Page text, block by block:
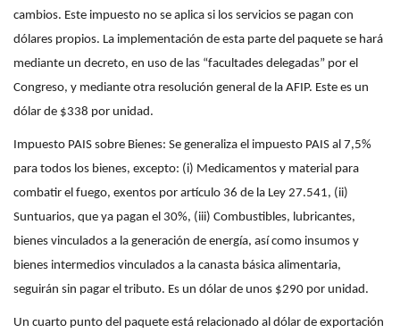
cambios. Este impuesto no se aplica si los servicios se pagan con
dólares propios. La implementación de esta parte del paquete se hará
mediante un decreto, en uso de las “facultades delegadas” por el
Congreso, y mediante otra resolución general de la AFIP. Este es un
dólar de $338 por unidad.
Impuesto PAIS sobre Bienes: Se generaliza el impuesto PAIS al 7,5%
para todos los bienes, excepto: (i) Medicamentos y material para
combatir el fuego, exentos por artículo 36 de la Ley 27.541, (ii)
Suntuarios, que ya pagan el 30%, (iii) Combustibles, lubricantes,
bienes vinculados a la generación de energía, así como insumos y
bienes intermedios vinculados a la canasta básica alimentaria,
seguirán sin pagar el tributo. Es un dólar de unos $290 por unidad.
Un cuarto punto del paquete está relacionado al dólar de exportación